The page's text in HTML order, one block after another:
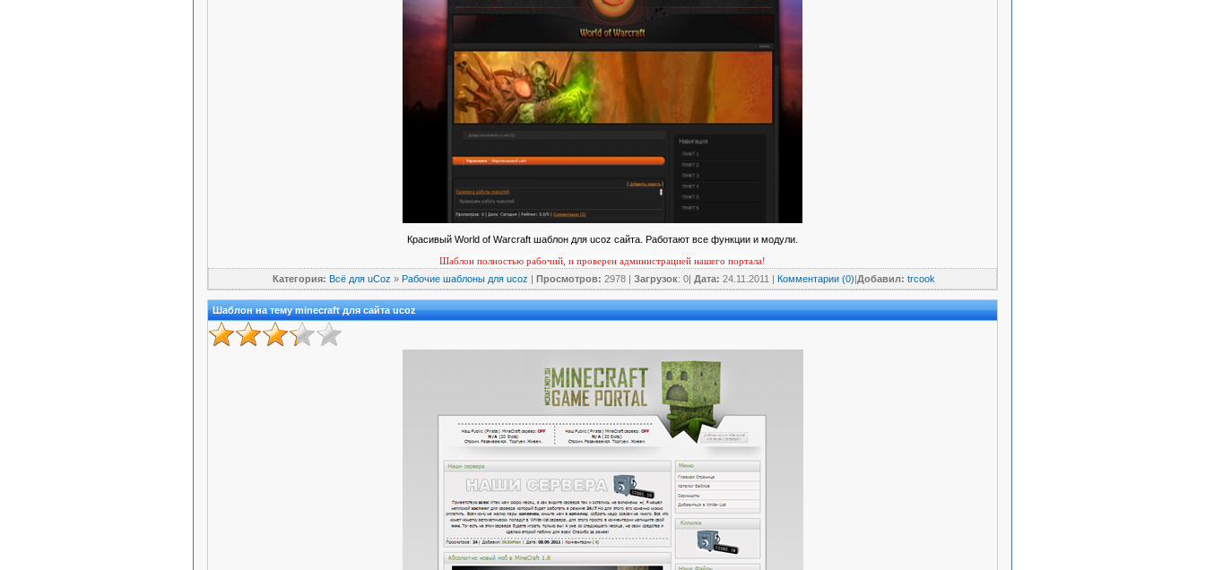
Красивый World of Warcraft шаблон для ucoz сайта. Работают все функции и модули.
Шаблон полностью рабочий, и проверен администрацией нашего портала!
Категория: Всё для uCoz » Рабочие шаблоны для ucoz Просмотров: 2978 | Загрузок: 0| Дата: 24.11.2011 Комментарии (0) Добавил: trcook
Шаблон на тему minecraft для сайта ucoz